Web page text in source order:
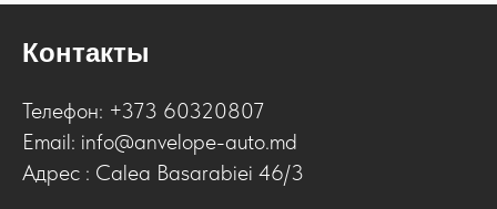
Контакты
Телефон: +373 60320807
Email: info@anvelope-auto.md
Адрес : Calea Basarabiei 46/3